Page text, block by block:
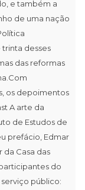
e também a
de uma nação
desses
das reformas
os depoimentos
A arte da
de Estudos de
prefácio, Edmar
Casa das
do
público: